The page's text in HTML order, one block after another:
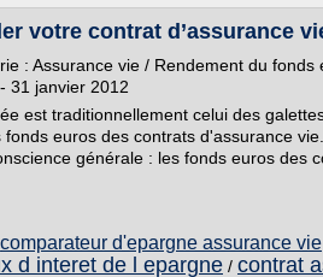
votre contrat d’assurance
: Assurance vie / Rendement du
31 janvier 2012
est traditionnellement celui des
fonds euros des contrats d'assurance
générale : les fonds euros des
comparateur d'epargne assurance vie
d interet de l epargne / contrat